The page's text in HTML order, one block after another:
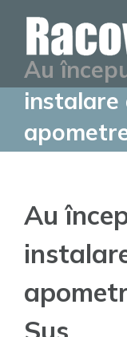
content
Au
instalare
Au
Sus